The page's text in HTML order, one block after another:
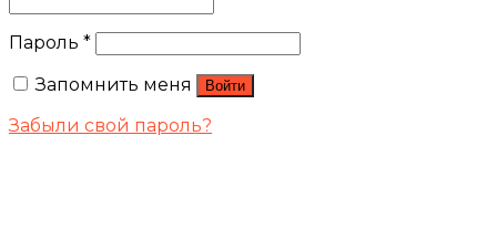
Пароль *
Запомнить меня
Войти
Забыли свой пароль?